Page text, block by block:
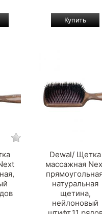
Dewal/ Щетка
массажная
натуральная
щетина,
нейлоновый
штифт,11